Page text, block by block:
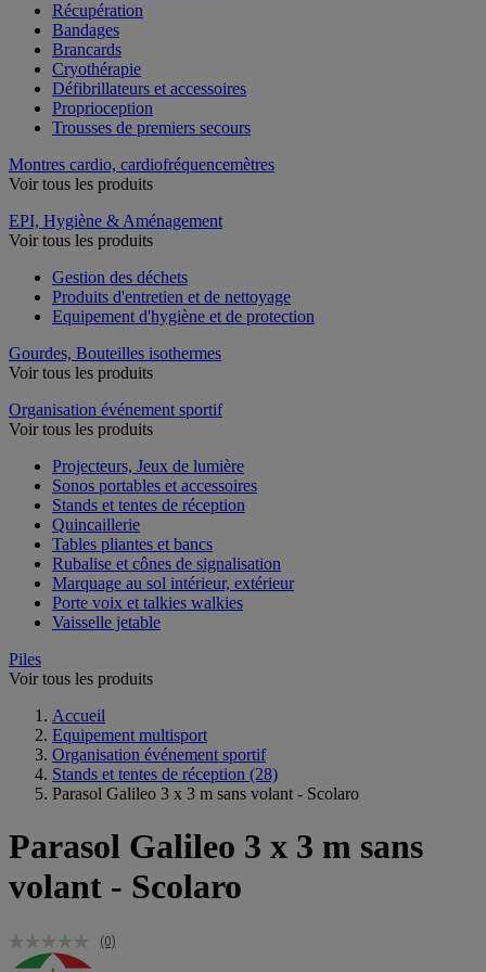
Récupération
Bandages
Brancards
Cryothérapie
Défibrillateurs et accessoires
Proprioception
Trousses de premiers secours
Montres cardio, cardiofréquencemètres
Voir tous les produits
EPI, Hygiène & Aménagement
Voir tous les produits
Gestion des déchets
Produits d'entretien et de nettoyage
Equipement d'hygiène et de protection
Gourdes, Bouteilles isothermes
Voir tous les produits
Organisation événement sportif
Voir tous les produits
Projecteurs, Jeux de lumière
Sonos portables et accessoires
Stands et tentes de réception
Quincaillerie
Tables pliantes et bancs
Rubalise et cônes de signalisation
Marquage au sol intérieur, extérieur
Porte voix et talkies walkies
Vaisselle jetable
Piles
Voir tous les produits
Accueil
Equipement multisport
Organisation événement sportif
Stands et tentes de réception (28)
Parasol Galileo 3 x 3 m sans volant - Scolaro
Parasol Galileo 3 x 3 m sans
volant - Scolaro
(0)